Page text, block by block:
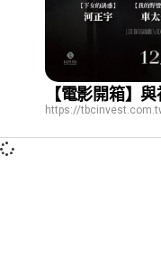
【電影開箱】
https://